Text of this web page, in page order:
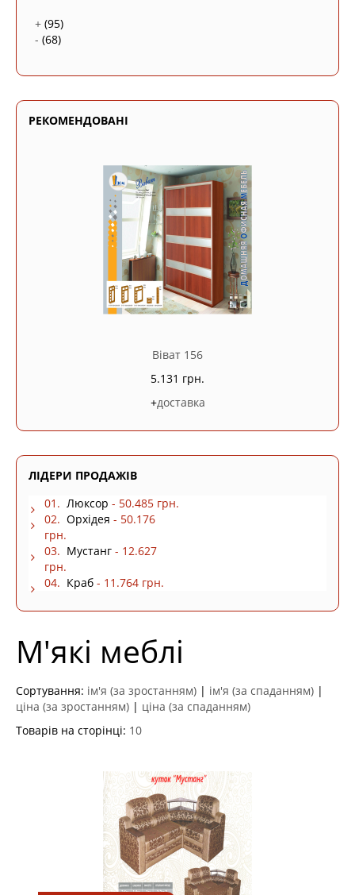
+ (95)
- (68)
РЕКОМЕНДОВАНІ
Віват 156
5.131 грн.
+доставка
ЛІДЕРИ ПРОДАЖІВ
01. Люксор - 50.485 грн.
02. Орхідея - 50.176
грн.
03. Мустанг - 12.627
грн.
04. Краб - 11.764 грн.
М'які меблі
Сортування: ім'я (за зростанням) | ім'я (за спаданням) |
ціна (за зростанням) | ціна (за спаданням)
Товарів на сторінці: 10